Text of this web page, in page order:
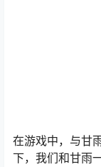
在游戏中，与甘
下，我们和甘雨